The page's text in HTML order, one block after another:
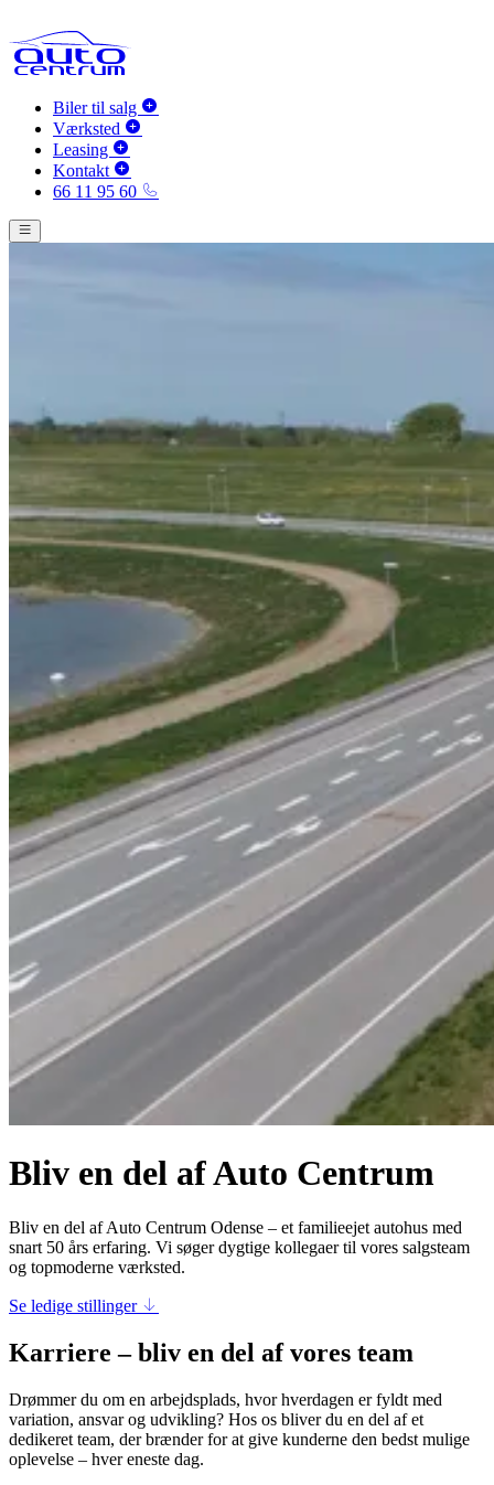
Biler til salg
Værksted
Leasing
Kontakt
66 11 95 60
Bliv en del af Auto Centrum
Bliv en del af Auto Centrum Odense – et familieejet autohus med
snart 50 års erfaring. Vi søger dygtige kollegaer til vores salgsteam
og topmoderne værksted.
Se ledige stillinger
Karriere – bliv en del af vores team
Drømmer du om en arbejdsplads, hvor hverdagen er fyldt med
variation, ansvar og udvikling? Hos os bliver du en del af et
dedikeret team, der brænder for at give kunderne den bedst mulige
oplevelse – hver eneste dag.